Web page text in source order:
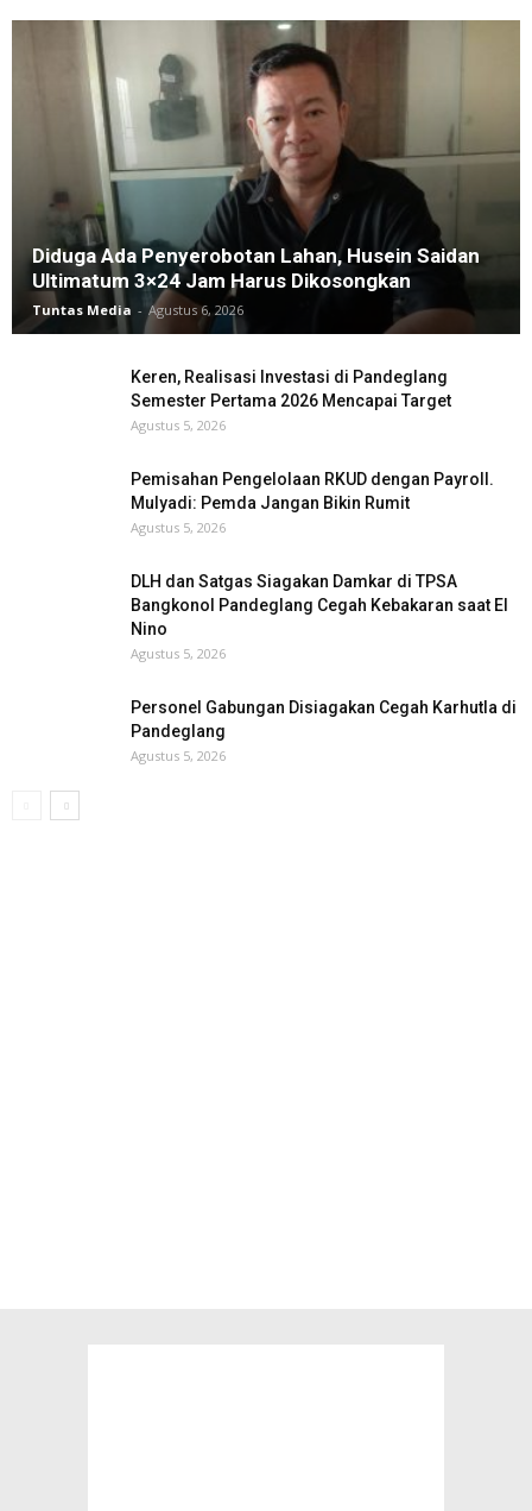
Diduga Ada Penyerobotan Lahan, Husein Saidan
Ultimatum 3×24 Jam Harus Dikosongkan
Tuntas Media - Agustus 6, 2026
Keren, Realisasi Investasi di Pandeglang
Semester Pertama 2026 Mencapai Target
Agustus 5, 2026
Pemisahan Pengelolaan RKUD dengan Payroll.
Mulyadi: Pemda Jangan Bikin Rumit
Agustus 5, 2026
DLH dan Satgas Siagakan Damkar di TPSA
Bangkonol Pandeglang Cegah Kebakaran saat El
Nino
Agustus 5, 2026
Personel Gabungan Disiagakan Cegah Karhutla di
Pandeglang
Agustus 5, 2026